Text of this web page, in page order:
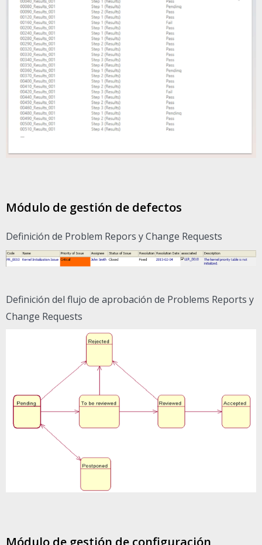
Módulo de gestión de defectos
Definición de Problem Repors y Change Requests
Definición del flujo de aprobación de Problems Reports y
Change Requests